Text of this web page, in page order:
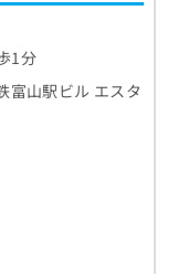
1分
富山駅ビル エスタ